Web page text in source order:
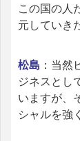
この国の人
元していき
松島 ：当
ジネスとし
いますが、
シャルを強